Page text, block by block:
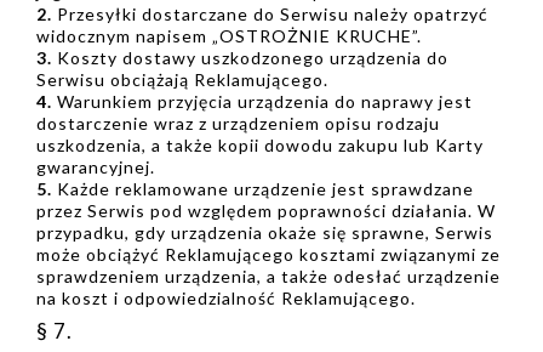
2. Przesyłki dostarczane do Serwisu należy opatrzyć
widocznym napisem „OSTROŻNIE KRUCHE”.
3. Koszty dostawy uszkodzonego urządzenia do
Serwisu obciążają Reklamującego.
4. Warunkiem przyjęcia urządzenia do naprawy jest
dostarczenie wraz z urządzeniem opisu rodzaju
uszkodzenia, a także kopii dowodu zakupu lub Karty
gwarancyjnej.
5. Każde reklamowane urządzenie jest sprawdzane
przez Serwis pod względem poprawności działania. W
przypadku, gdy urządzenia okaże się sprawne, Serwis
może obciążyć Reklamującego kosztami związanymi ze
sprawdzeniem urządzenia, a także odesłać urządzenie
na koszt i odpowiedzialność Reklamującego.
§ 7.